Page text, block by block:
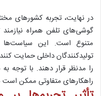
در نهایت، تجربه کشورهای
گوشی‌های تلفن همراه
متنوع است. این سیاست‌ها
تولیدکنندگان داخلی حمایت
را مدنظر قرار دهند. با توجه
راهکارهای متفاوتی ممکن است